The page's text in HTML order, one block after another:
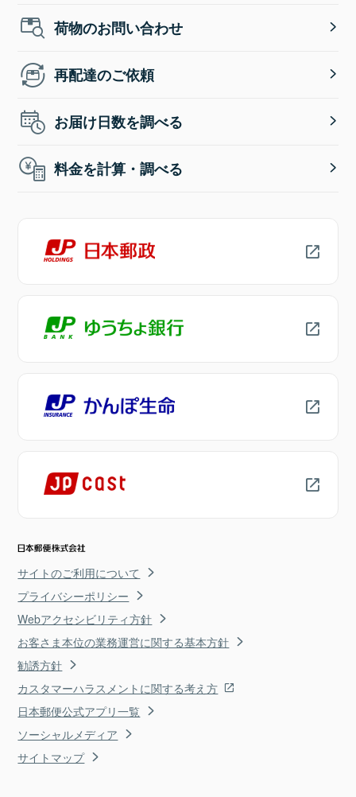
荷物のお問い合わせ
再配達のご依頼
お届け日数を調べる
料金を計算・調べる
サイトのご利用について
プライバシーポリシー
Webアクセシビリティ方針
お客さま本位の業務運営に関する基本方針
勧誘方針
カスタマーハラスメントに関する考え方
日本郵便公式アプリ一覧
ソーシャルメディア
サイトマップ